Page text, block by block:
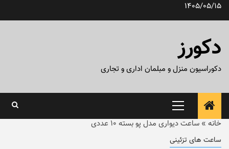
پرش1405/05/15
دکورز
دکوراسیون منزل و مبلمان اداری و تجاری
منوی
اصلی
خانه » ساعت دیواری مدل پو بسته ۱۰ عددی
ساعت های تزئینی